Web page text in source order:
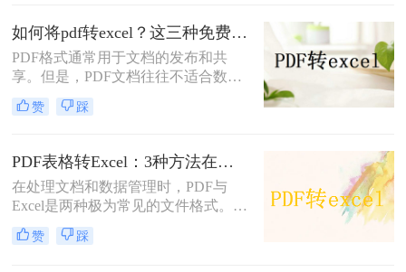
件转换为PDF格式，以便在不需要修
改内容的情况下分享或打印文档。本
文将指导您excel怎么转pdf，并介绍两
种常用的方法。
如何将pdf转excel？这三种免费方法详解操作看看！
​PDF格式通常用于文档的发布和共
享。但是，PDF文档往往不适合数据
处理。因此，将PDF转换为Excel表格
可以提取其中的数据。这样，用户可
过滤、计算和其他数据处理任务。下
面我们来学习一下如何将pdf转excel的
具体操作过程，快来~
赞 踩
PDF表格转Excel：3种方法在合并单元格和跨页表格上的处理差异！
在处理文档和数据管理时，PDF与
Excel是两种极为常见的文件格式。
PDF（可移植文档格式）的核心价值
在于确保文档在不同设备和软件间的
赞 踩